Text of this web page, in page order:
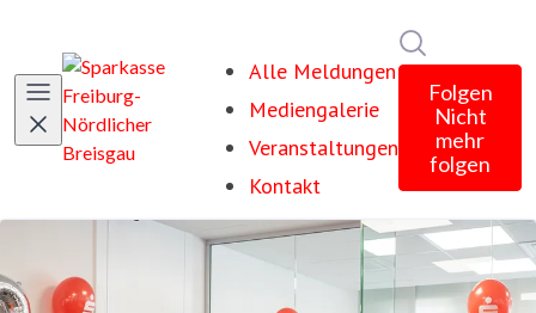
Alle Meldungen
Mediengalerie
Veranstaltungen
Kontakt
Folgen
Nicht
mehr
folgen